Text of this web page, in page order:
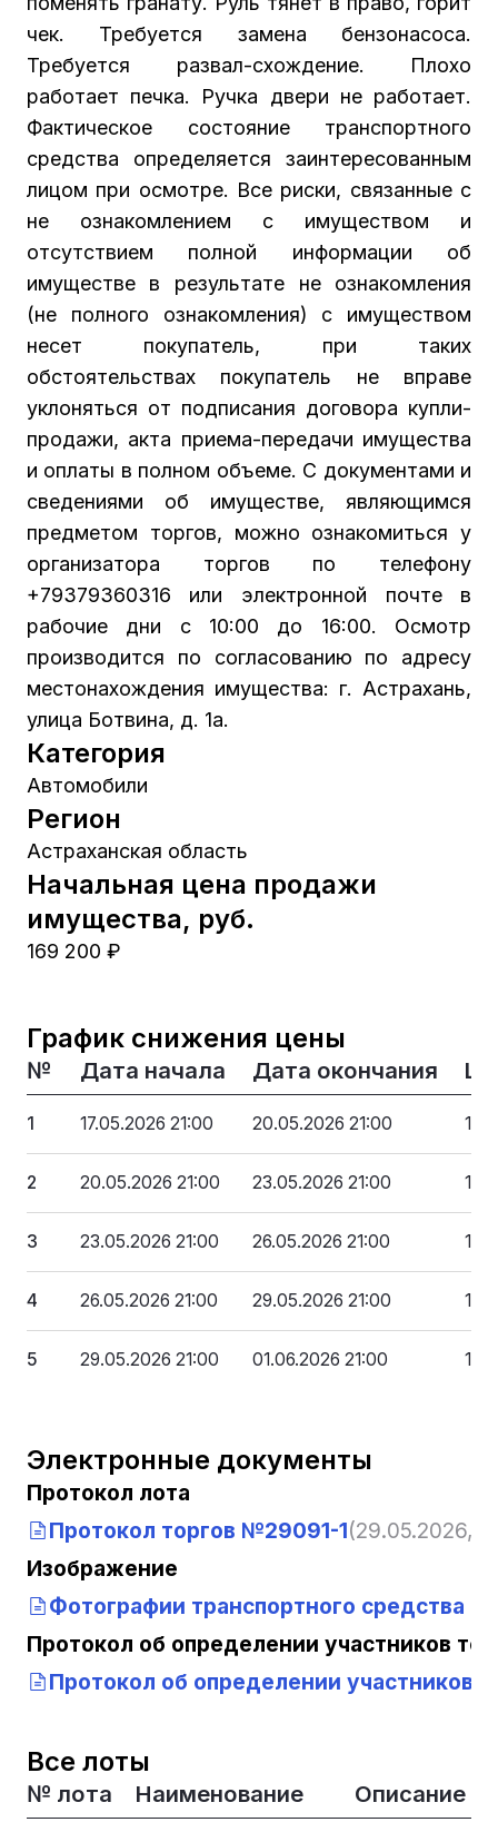
чек. Требуется замена бензонасоса.
Требуется развал-схождение. Плохо
работает печка. Ручка двери не работает.
Фактическое состояние транспортного
средства определяется заинтересованным
лицом при осмотре. Все риски, связанные с
не ознакомлением с имуществом и
отсутствием полной информации об
имуществе в результате не ознакомления
(не полного ознакомления) с имуществом
несет покупатель, при таких
обстоятельствах покупатель не вправе
уклоняться от подписания договора купли-
продажи, акта приема-передачи имущества
и оплаты в полном объеме. С документами и
сведениями об имуществе, являющимся
предметом торгов, можно ознакомиться у
организатора торгов по телефону
+79379360316 или электронной почте в
рабочие дни с 10:00 до 16:00. Осмотр
производится по согласованию по адресу
местонахождения имущества: г. Астрахань,
улица Ботвина, д. 1а.
Категория
Автомобили
Регион
Астраханская область
Начальная цена продажи
имущества, руб.
169 200 ₽
График снижения цены
№ Дата начала Дата окончания
1 17.05.2026 21:00 20.05.2026 21:00
2 20.05.2026 21:00 23.05.2026 21:00
3 23.05.2026 21:00 26.05.2026 21:00
4 26.05.2026 21:00 29.05.2026 21:00
5 29.05.2026 21:00 01.06.2026 21:00
Электронные документы
Протокол лота
Протокол торгов №29091-1(29.05.2026,
Изображение
Фотографии транспортного средства
Протокол об определении участников
Протокол об определении участников
Все лоты
№ лота Наименование Описание